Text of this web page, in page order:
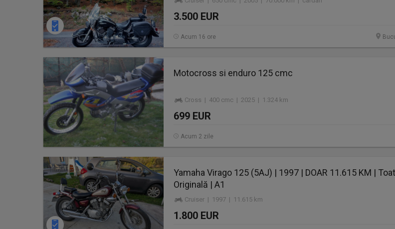
3.500 EUR
Acum 16 ore
Motocross si enduro 125 cmc
Cross | 400 cmc | 2025 | 1.324 km
699 EUR
Acum 2 zile
Yamaha Virago 125 (5AJ) | 1997 | DOAR 11.615 KM |
Originală | A1
Cruiser | 1997 | 11.615 km
1.800 EUR